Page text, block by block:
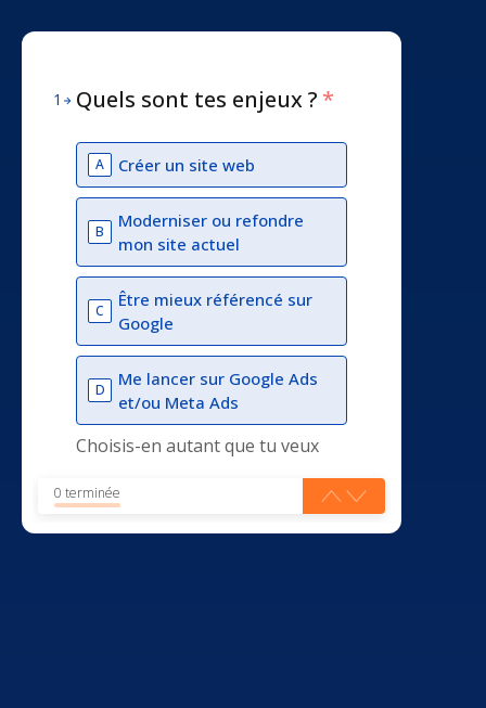
1 Quels sont tes enjeux ? *
A Créer un site web
B
Moderniser ou refondre
mon site actuel
C
Être mieux référencé sur
Google
D
Me lancer sur Google Ads
et/ou Meta Ads
Choisis-en autant que tu veux
0 terminée